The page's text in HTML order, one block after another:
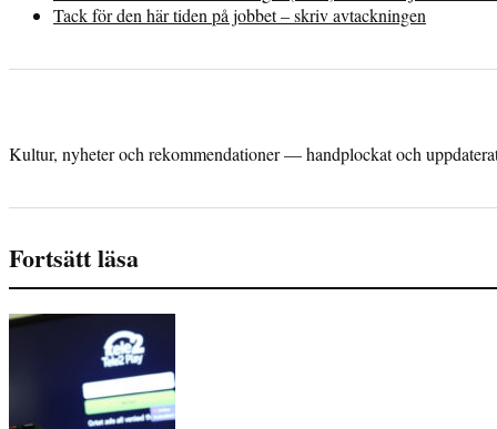
Tack för den här tiden på jobbet – skriv avtackningen
Kultur, nyheter och rekommendationer — handplockat och
Fortsätt läsa